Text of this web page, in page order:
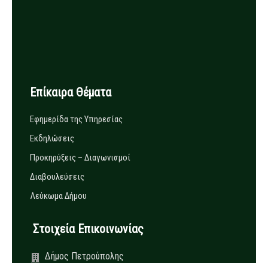
Επίκαιρα Θέματα
Εφημερίδα της Υπηρεσίας
Εκδηλώσεις
Προκηρύξεις – Διαγωνισμοί
Διαβουλεύσεις
Λεύκωμα Δήμου
Στοιχεία Επικοινωνίας
Δήμος Πετρούπολης